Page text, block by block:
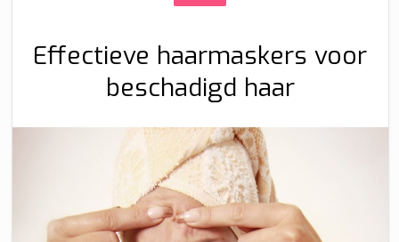
Effectieve haarmaskers voor
beschadigd haar